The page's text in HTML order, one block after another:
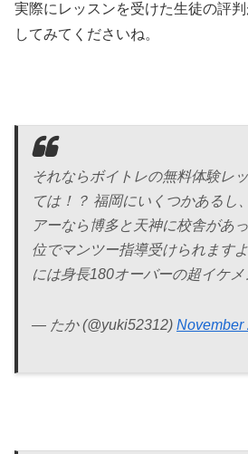
実際にレッスンを受けた生徒の評
してみてくださいね。
それならボイトレの無料体験レ
ては！？ 福岡にいくつかあるし
アーなら博多と天神に校舎があ
位でマンツー指導受けられます
には身長180オーバーの超イケ
— たか (@yuki52312) November